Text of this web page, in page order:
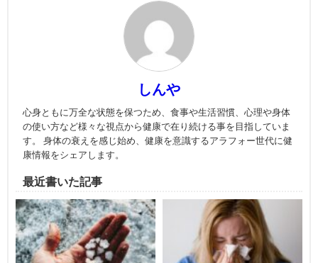
しんや
心身ともに万全な状態を保つため、食事や生活習慣、心理や身体
の使い方など様々な視点から健康で在り続ける事を目指していま
す。 身体の衰えを感じ始め、健康を意識するアラフォー世代に健
康情報をシェアします。
最近書いた記事